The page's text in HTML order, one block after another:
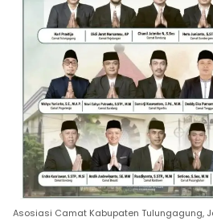
Asosiasi Camat Kabupaten Tulungagung,